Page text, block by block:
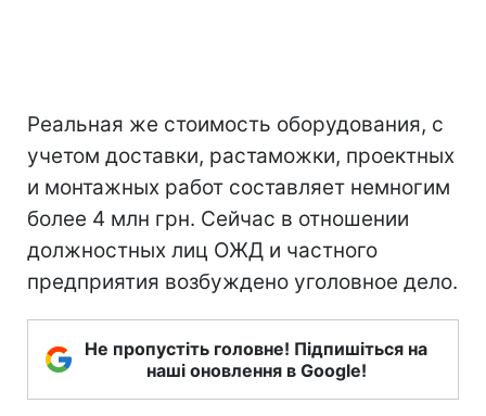
Реальная же стоимость оборудования, с
учетом доставки, растаможки, проектных
и монтажных работ составляет немногим
более 4 млн грн. Сейчас в отношении
должностных лиц ОЖД и частного
предприятия возбуждено уголовное дело.
Не пропустіть головне! Підпишіться на
наші оновлення в Google!